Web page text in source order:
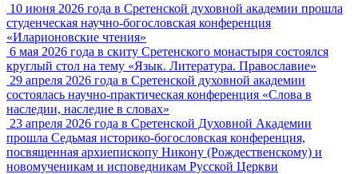
10 июня 2026 года в Сретенской духовной академии прошла
студенческая научно-богословская конференция
«Иларионовские чтения»
6 мая 2026 года в скиту Сретенского монастыря состоялся
круглый стол на тему «Язык. Литература. Православие»
29 апреля 2026 года в Сретенской духовной академии
состоялась научно-практическая конференция «Слова в
наследии, наследие в словах»
23 апреля 2026 года в Сретенской Духовной Академии
прошла Седьмая историко-богословская конференция,
посвященная архиепископу Никону (Рождественскому) и
новомученикам и исповедникам Русской Церкви